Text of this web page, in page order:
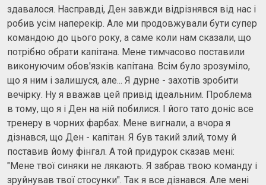
здавалося. Насправді, Ден завжди відрізнявся від нас і
робив усім наперекір. Але ми продовжували бути супер
командою до цього року, а саме коли нам сказали, що
потрібно обрати капітана. Мене тимчасово поставили
виконуючим обов'язків капітана. Всім було зрозуміло,
що я ним і залишуся, але... Я дурне - захотів зробити
вечірку. Ну я вважав цей привід ідеальним. Проблема
в тому, що я і Ден на ній побилися. І його тато доніс все
тренеру в чорних фарбах. Мене вигнали, а вчора я
дізнався, що Ден - капітан. Я був такий злий, тому й
поставив йому фінгал. А той придурок сказав мені:
"Мене твої синяки не лякають. Я забрав твою команду і
зруйнував твої стосунки". Так я все дізнався. Але мені